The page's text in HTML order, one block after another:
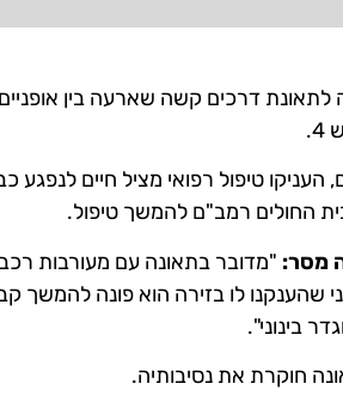
לתאונת דרכים קשה שארעה בין
החולים רמב"ם להמשך טיפול.
מסר: "מדובר בתאונה עם מעורבות רכב
לו בזירה הוא פונה להמשך
בינוני".
חוקרת את נסיבותיה.